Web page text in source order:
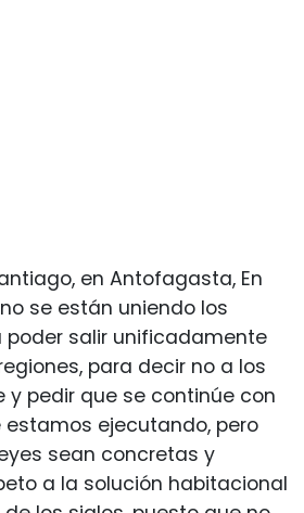
en Antofagasta, En
se están uniendo los
poder salir unificadamente
para decir no a los
y pedir que se continúe con
ejecutando, pero
sean concretas y
a la solución habitacional